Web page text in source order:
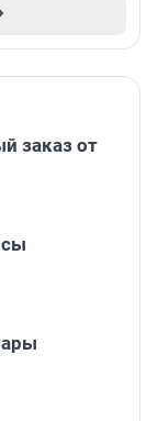
заказ от